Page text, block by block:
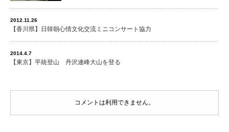
2012.11.26
【香川県】日韓朝心情文化交流ミニコンサート協力
2014.4.7
【東京】平統登山 丹沢連峰大山を登る
コメントは利用できません。